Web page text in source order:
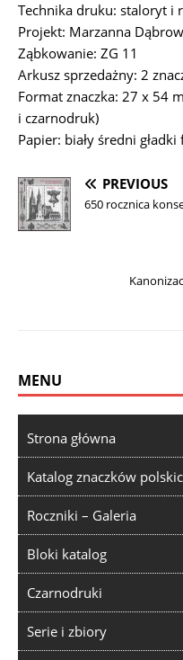
Technika druku: staloryt i
Projekt: Marzanna
Ząbkowanie: ZG 11
Arkusz sprzedażny: 2
Format znaczka: 27 x 54
i czarnodruk)
Papier: biały średni
PREVIOUS
650 rocznica
MENU
Strona główna
Katalog znaczków
Roczniki – Galeria
Bloki katalog
Czarnodruki
Serie i zbiory